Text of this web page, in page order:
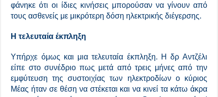
φάνηκε ότι οι ίδιες κινήσεις μπορούσαν να γίνουν από
τους ασθενείς με μικρότερη δόση ηλεκτρικής διέγερσης.
Η τελευταία έκπληξη
Υπήρχε όμως και μια τελευταία έκπληξη. Η δρ Αντζέλι
είπε στο συνέδριο πως μετά από τρεις μήνες από την
εμφύτευση της συστοιχίας των ηλεκτροδίων ο κύριος
Μέας ήταν σε θέση να στέκεται και να κινεί τα κάτω άκρα